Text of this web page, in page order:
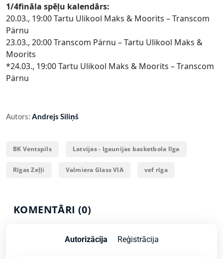
1/4fināla spēļu kalendārs:
20.03., 19:00 Tartu Ulikool Maks & Moorits – Transcom
Pärnu
23.03., 20:00 Transcom Pärnu – Tartu Ulikool Maks &
Moorits
*24.03., 19:00 Tartu Ulikool Maks & Moorits – Transcom
Pärnu
Autors: Andrejs Siliņš
BK Ventspils Latvijas - Igaunijas basketbola līga
Rīgas Zeļļi Valmiera Glass VIA vef rīga
KOMENTĀRI (0)
Autorizācija Reģistrācija